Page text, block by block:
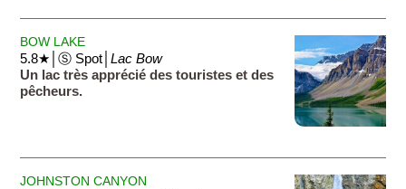
BOW LAKE
5.8★│Ⓢ Spot│Lac Bow
Un lac très apprécié des touristes et des
pêcheurs.
JOHNSTON CANYON